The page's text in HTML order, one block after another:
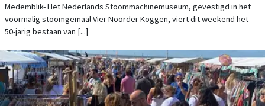
Medemblik- Het Nederlands Stoommachinemuseum, gevestigd in het
voormalig stoomgemaal Vier Noorder Koggen, viert dit weekend het
50-jarig bestaan van [...]